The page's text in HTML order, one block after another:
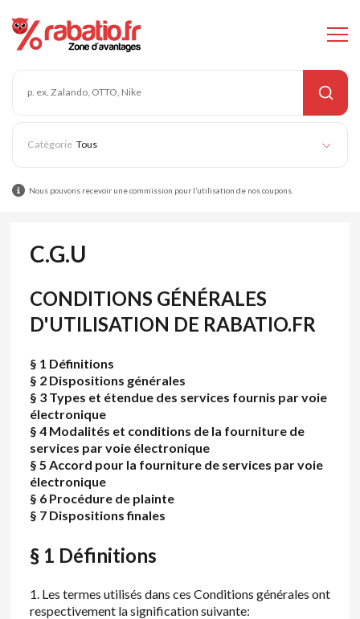
Tous
Nous pouvons recevoir une commission pour l’utilisation de nos coupons.
C.G.U
CONDITIONS GÉNÉRALES
D'UTILISATION DE RABATIO.FR
§ 1 Définitions
§ 2 Dispositions générales
§ 3 Types et étendue des services fournis par voie
électronique
§ 4 Modalités et conditions de la fourniture de
services par voie électronique
§ 5 Accord pour la fourniture de services par voie
électronique
§ 6 Procédure de plainte
§ 7 Dispositions finales
§ 1 Définitions
1. Les termes utilisés dans ces Conditions générales ont
respectivement la signification suivante: